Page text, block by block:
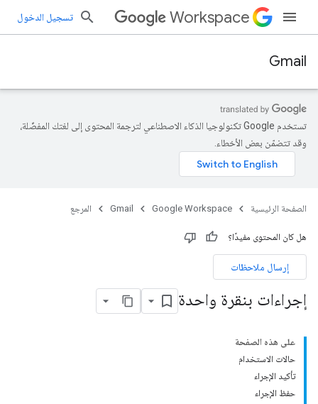
Workspace تسجيل الدخول
Gmail
تستخدم Google تكنولوجيا الذكاء الاصطناعي لترجمة المحتوى إلى لغتك المفضّلة،
وقد تتضمّن بعض الأخطاء.
الصفحة الرئيسية Google Workspace
Gmail المرجع
هل كان المحتوى مفيدًا؟
إرسال ملاحظات
إجراءات بنقرة واحدة
على هذه الصفحة
حالات الاستخدام
تأكيد الإجراء
حفظ الإجراء